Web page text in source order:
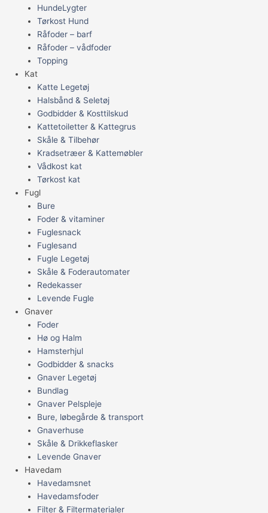
HundeLygter
Tørkost Hund
Råfoder – barf
Råfoder – vådfoder
Topping
Kat
Katte Legetøj
Halsbånd & Seletøj
Godbidder & Kosttilskud
Kattetoiletter & Kattegrus
Skåle & Tilbehør
Kradsetræer & Kattemøbler
Vådkost kat
Tørkost kat
Fugl
Bure
Foder & vitaminer
Fuglesnack
Fuglesand
Fugle Legetøj
Skåle & Foderautomater
Redekasser
Levende Fugle
Gnaver
Foder
Hø og Halm
Hamsterhjul
Godbidder & snacks
Gnaver Legetøj
Bundlag
Gnaver Pelspleje
Bure, løbegårde & transport
Gnaverhuse
Skåle & Drikkeflasker
Levende Gnaver
Havedam
Havedamsnet
Havedamsfoder
Filter & Filtermaterialer